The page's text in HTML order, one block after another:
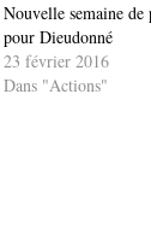
Nouvelle semaine de
pour Dieudonné
23 février 2016
Dans "Actions"